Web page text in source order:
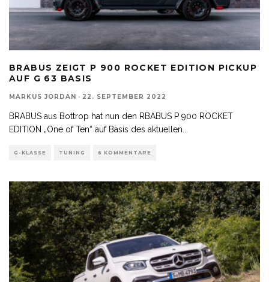
BRABUS ZEIGT P 900 ROCKET EDITION PICKUP
AUF G 63 BASIS
MARKUS JORDAN · 22. SEPTEMBER 2022
BRABUS aus Bottrop hat nun den RBABUS P 900 ROCKET
EDITION „One of Ten“ auf Basis des aktuellen
G-KLASSE TUNING 6 KOMMENTARE